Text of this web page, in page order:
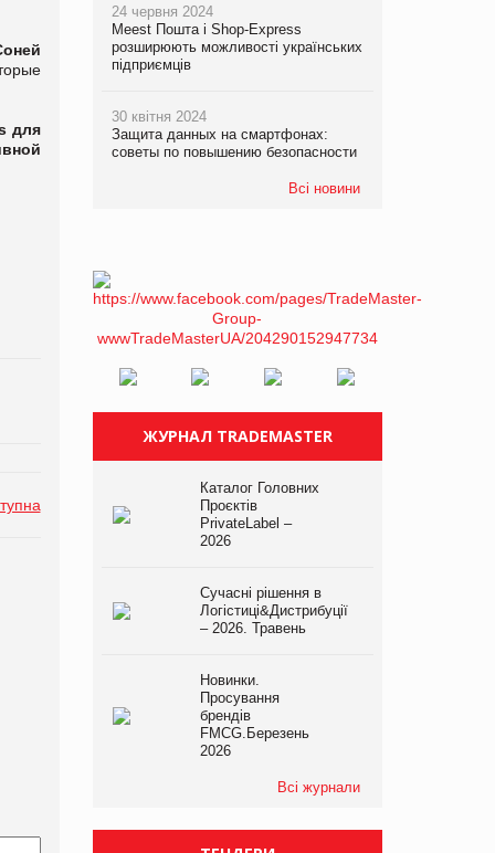
для
24 червня 2024
Meest Пошта і Shop-Express
розширюють можливості українських
підприємців
30 квітня 2024
Защита данных на смартфонах:
советы по повышению безопасности
Всі новини
ЖУРНАЛ TRADEMASTER
Каталог Головних
Проєктів
PrivateLabel –
2026
Сучасні рішення в
Логістиці&Дистрибуції
– 2026. Травень
Новинки.
Просування
брендів
FMCG.Березень
2026
Всі журнали